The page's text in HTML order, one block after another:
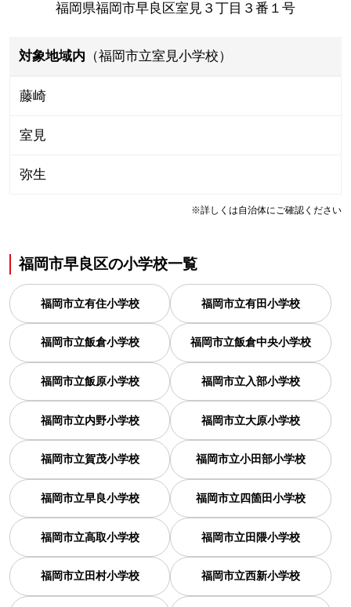
福岡県福岡市早良区室見３丁目３番１号
対象地域内 （福岡市立室見小学校）
藤崎
室見
弥生
※詳しくは自治体にご確認ください
福岡市早良区の小学校一覧
福岡市立有住小学校 福岡市立有田小学校
福岡市立飯倉小学校 福岡市立飯倉中央小学校
福岡市立飯原小学校 福岡市立入部小学校
福岡市立内野小学校 福岡市立大原小学校
福岡市立賀茂小学校 福岡市立小田部小学校
福岡市立早良小学校 福岡市立四箇田小学校
福岡市立高取小学校 福岡市立田隈小学校
福岡市立田村小学校 福岡市立西新小学校